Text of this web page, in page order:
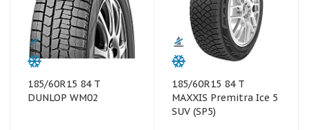
185/60R15 84 T
DUNLOP WM02
185/60R15 84 T
MAXXIS Premitra Ice 5
SUV (SP5)